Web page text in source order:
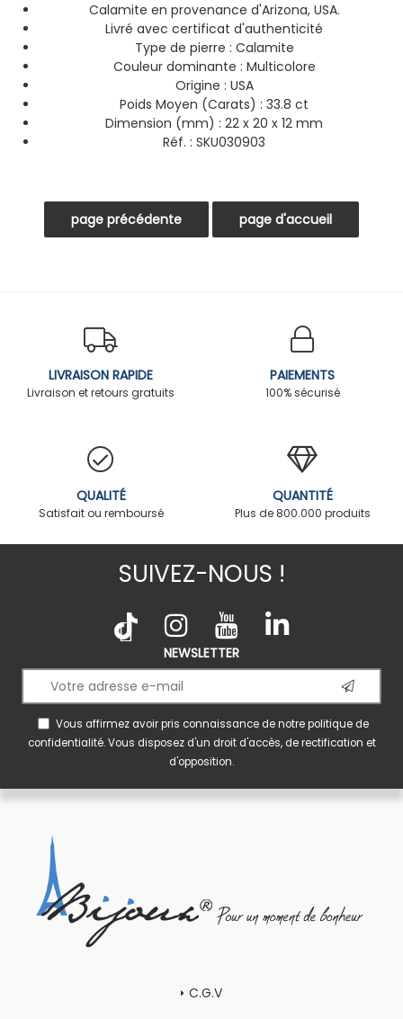
Calamite en provenance d'Arizona, USA.
Livré avec certificat d'authenticité
Type de pierre : Calamite
Couleur dominante : Multicolore
Origine : USA
Poids Moyen (Carats) : 33.8 ct
Dimension (mm) : 22 x 20 x 12 mm
Réf. : SKU030903
LIVRAISON RAPIDE
Livraison et retours gratuits
PAIEMENTS
100% sécurisé
QUALITÉ
Satisfait ou remboursé
QUANTITÉ
Plus de 800.000 produits
SUIVEZ-NOUS !
NEWSLETTER
Vous affirmez avoir pris connaissance de notrepolitique de
confidentialité. Vous disposez d'un droit d'accès, de rectification et
d'opposition.
C.G.V